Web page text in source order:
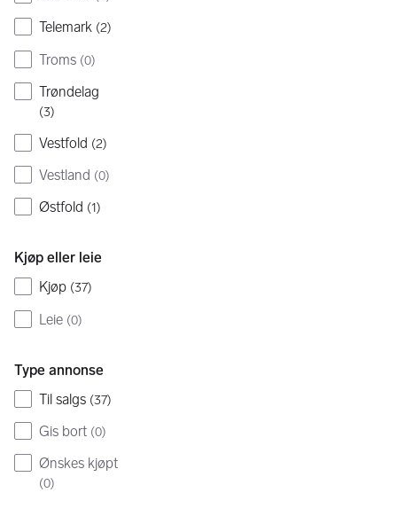
Telemark (2)
Troms (0)
Trøndelag
(3)
Vestfold (2)
Vestland (0)
Østfold (1)
Kjøp eller leie
Kjøp (37)
Leie (0)
Type annonse
Til salgs (37)
Gis bort (0)
Ønskes kjøpt
(0)